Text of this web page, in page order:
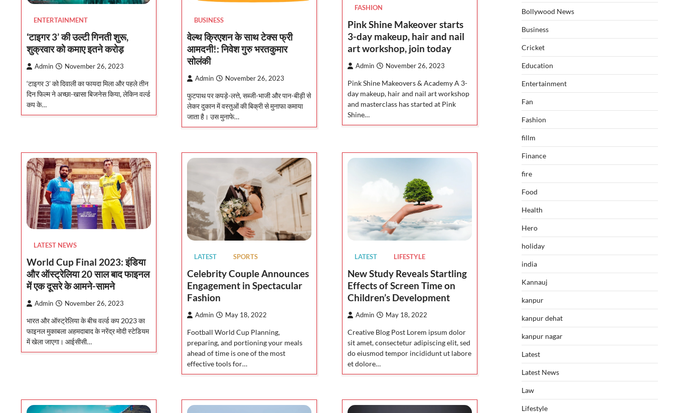
ENTERTAINMENT
‘टाइगर 3’ की उल्टी गिनती शुरू,
शुक्रवार को कमाए इतने करोड़
Admin November 26, 2023
‘टाइगर 3’ को दिवाली का फायदा मिला और पहले तीन
दिन फिल्म ने अच्छा-खासा बिजनेस किया, लेकिन वर्ल्ड
कप के…
BUSINESS
वेल्थ क्रिएशन के साथ टेक्स फ्री
आमदनी!: निवेश गुरु भरतकुमार
सोलंकी
Admin November 26, 2023
फुटपाथ पर कपड़े-लत्ते, सब्जी-भाजी और पान-बीड़ी से
लेकर दुकान में वस्तुओं की बिक्री से मुनाफा कमाया
जाता है। उस मुनाफे…
FASHION
Pink Shine Makeover starts
3-day makeup, hair and nail
art workshop, join today
Admin November 26, 2023
Pink Shine Makeovers & Academy A 3-
day makeup, hair and nail art workshop
and masterclass has started at Pink
Shine…
LATEST NEWS
World Cup Final 2023: इंडिया
और ऑस्ट्रेलिया 20 साल बाद फाइनल
में एक दूसरे के आमने-सामने
Admin November 26, 2023
भारत और ऑस्ट्रेलिया के बीच वर्ल्ड कप 2023 का
फाइनल मुकाबला अहमदाबाद के नरेंद्र मोदी स्टेडियम
में खेला जाएगा। आईसीसी…
LATEST SPORTS
Celebrity Couple Announces
Engagement in Spectacular
Fashion
Admin May 18, 2022
Football World Cup Planning,
preparing, and portioning your meals
ahead of time is one of the most
effective tools for…
LATEST LIFESTYLE
New Study Reveals Startling
Effects of Screen Time on
Children’s Development
Admin May 18, 2022
Creative Blog Post Lorem ipsum dolor
sit amet, consectetur adipiscing elit, sed
do eiusmod tempor incididunt ut labore
et dolore…
Bollywood News
Business
Cricket
Education
Entertainment
Fan
Fashion
fillm
Finance
fire
Food
Health
Hero
holiday
india
Kannauj
kanpur
kanpur dehat
kanpur nagar
Latest
Latest News
Law
Lifestyle